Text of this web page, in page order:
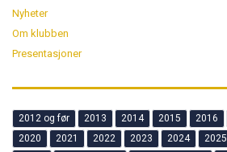
Nyheter
Om klubben
Presentasjoner
2012 og før 2013 2014 2015 2016
2020
2021 2022 2023 2024 2025